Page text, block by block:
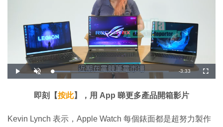
播
放
開
啟
載
入
:
1
1
%
剩
時
間
-3:33
全
螢
即刻【按此】，用 App 睇更多產品開箱影片
Kevin Lynch 表示，Apple Watch 每個錶面都是超努力製作